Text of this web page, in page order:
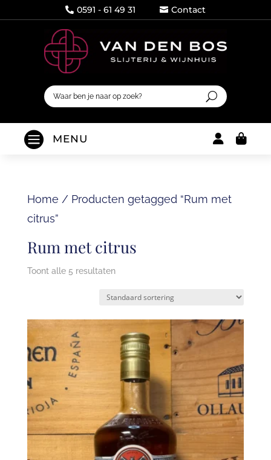
 0591 - 61 49 31  Contact
 MENU 
Home / Producten getagged “Rum met
citrus”
Rum met citrus
Toont alle 5 resultaten